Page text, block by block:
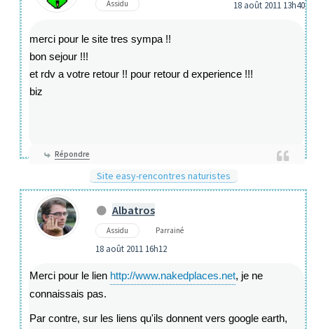
Assidu 18 août 2011 13h40
merci pour le site tres sympa !!
bon sejour !!!
et rdv a votre retour !! pour retour d experience !!!
biz
Répondre
Site easy-rencontres naturistes
Albatros
Assidu Parrainé
18 août 2011 16h12
Merci pour le lien http://www.nakedplaces.net, je ne
connaissais pas.
Par contre, sur les liens qu'ils donnent vers google earth,